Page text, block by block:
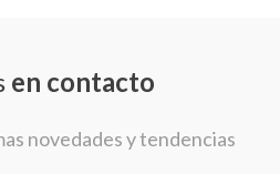
en contacto
novedades y tendencias